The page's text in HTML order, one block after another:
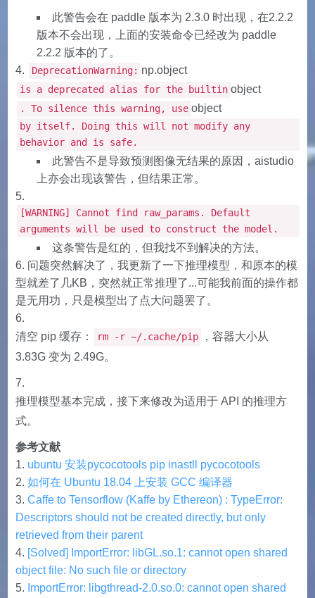
此警告会在 paddle 版本为 2.3.0 时出现，在2.2.2
版本不会出现，上面的安装命令已经改为 paddle
2.2.2 版本的了。
DeprecationWarning: np.object
is a deprecated alias for the builtin object
. To silence this warning, use object
by itself. Doing this will not modify any
behavior and is safe.
此警告不是导致预测图像无结果的原因，aistudio
上亦会出现该警告，但结果正常。
[WARNING] Cannot find raw_params. Default
arguments will be used to construct the model.
这条警告是红的，但我找不到解决的方法。
问题突然解决了，我更新了一下推理模型，和原本的模
型就差了几KB，突然就正常推理了...可能我前面的操作都
是无用功，只是模型出了点大问题罢了。
清空 pip 缓存： rm -r ~/.cache/pip
，容器大小从
3.83G 变为 2.49G。
推理模型基本完成，接下来修改为适用于 API 的推理方
式。
参考文献
ubuntu 安装pycocotools pip inastll pycocotools
如何在 Ubuntu 18.04 上安装 GCC 编译器
Caffe to Tensorflow (Kaffe by Ethereon) : TypeError:
Descriptors should not be created directly, but only
retrieved from their parent
[Solved] ImportError: libGL.so.1: cannot open shared
object file: No such file or directory
ImportError: libgthread-2.0.so.0: cannot open shared